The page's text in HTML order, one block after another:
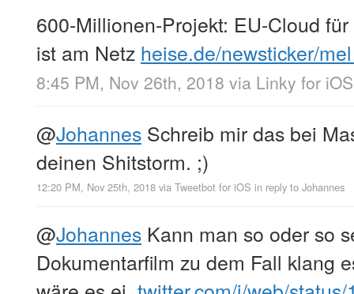
600-Millionen-Projekt: EU-Cloud
ist am Netz heise.de/newsticker/
8:45 PM, Nov 26th, 2018 via Linky for iOS
@Johannes Schreib mir das bei
deinen Shitstorm. ;)
12:20 PM, Nov 25th, 2018 via Tweetbot for iΟS in reply to Johannes
@Johannes Kann man so oder so
Dokumentarfilm zu dem Fall klang